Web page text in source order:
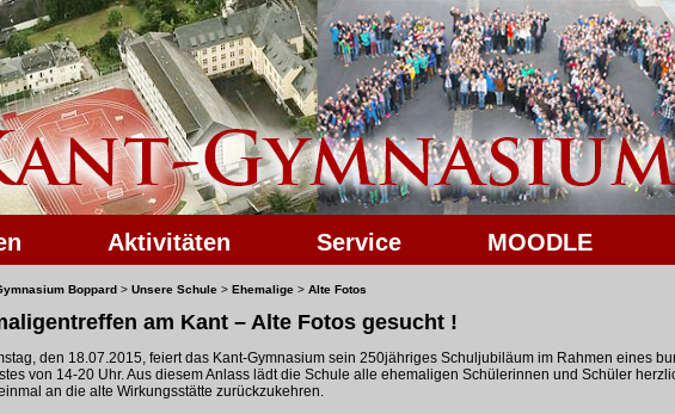
Aktivitäten Service MOODLE
Boppard > Unsere Schule > Ehemalige > Alte Fotos
am Kant – Alte Fotos gesucht !
den 18.07.2015, feiert das Kant-Gymnasium sein 250jähriges Schuljubiläum im Rahmen eines
von 14-20 Uhr. Aus diesem Anlass lädt die Schule alle ehemaligen Schülerinnen und Schüler
an die alte Wirkungsstätte zurückzukehren.